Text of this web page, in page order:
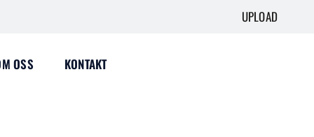
UPLOAD
OSS KONTAKT